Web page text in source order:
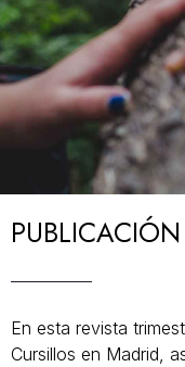
En esta revista
Cursillos en Madrid,